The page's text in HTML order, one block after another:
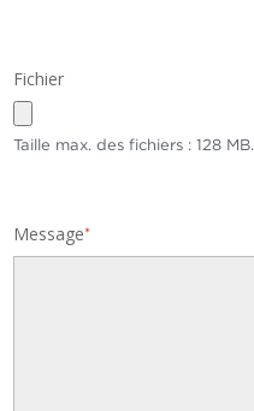
Fichier
Taille max. des fichiers : 128 MB.
Message*